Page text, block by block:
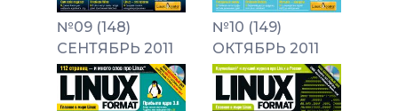
№09 (148)
СЕНТЯБРЬ 2011
№10 (149)
ОКТЯБРЬ 2011